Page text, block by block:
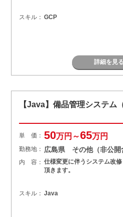
スキル： GCP
詳細を見る
【Java】備品管理システム
単 価： 50万円～65万円
勤務地： 広島県 その他（非公開
内 容： 仕様変更に伴うシステム改
頂きます。
スキル： Java